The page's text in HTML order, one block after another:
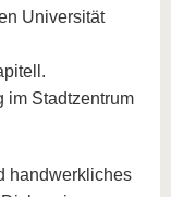
Universität
im Stadtzentrum
handwerkliches